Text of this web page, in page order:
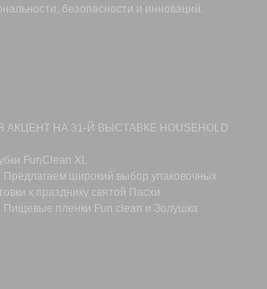
безопасности и инноваций.
НА 31-Й ВЫСТАВКЕ HOUSEHOLD
FunClean XL
Предлагаем широкий выбор упаковочных
к празднику святой Пасхи
Пищевые пленки Fun clean и Золушка